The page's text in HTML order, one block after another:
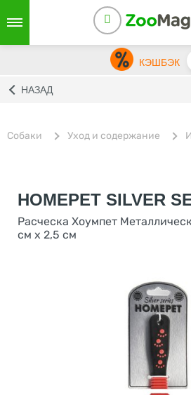
КЭШБЭК
НАЗАД
Собаки Уход и содержание
HOMEPET SILVER
Расческа Хоумпет
см х 2,5 см